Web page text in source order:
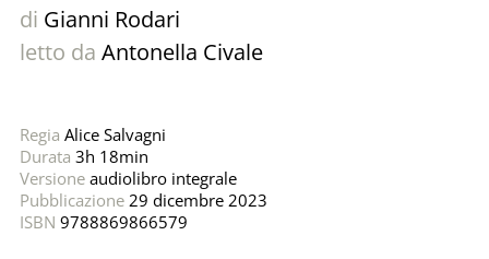
di Gianni Rodari
letto da Antonella Civale
Regia Alice Salvagni
Durata 3h 18min
Versioneaudiolibro integrale
Pubblicazione29 dicembre 2023
ISBN 9788869866579